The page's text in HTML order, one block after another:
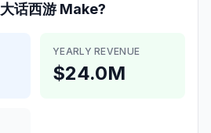
大话西游 Make?
YEARLY REVENUE
$24.0M